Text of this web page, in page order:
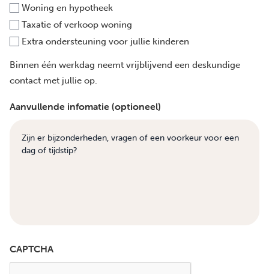
Woning en hypotheek
Taxatie of verkoop woning
Extra ondersteuning voor jullie kinderen
Binnen één werkdag neemt vrijblijvend een deskundige
contact met jullie op.
Aanvullende infomatie (optioneel)
CAPTCHA